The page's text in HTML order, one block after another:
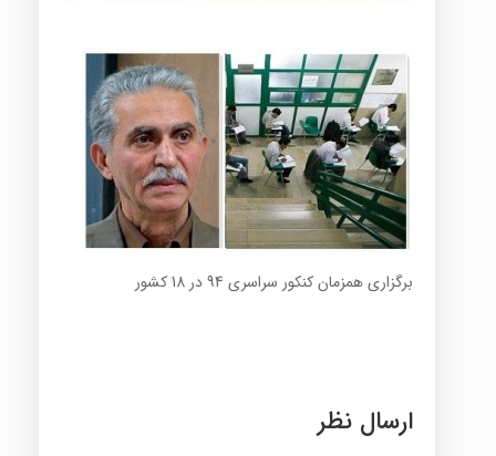
برگزاری همزمان کنکور سراسری 94 در 18 کشور
ارسال نظر